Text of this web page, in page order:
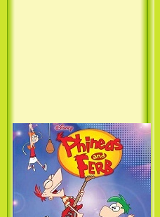
Фархат: Принц Персии /
Farhat: The Prince of the